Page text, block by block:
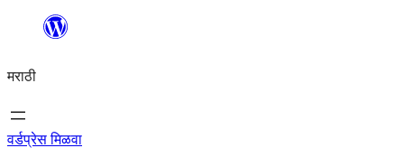
सामुग्रीवर
मराठी
वर्डप्रेस मिळवा